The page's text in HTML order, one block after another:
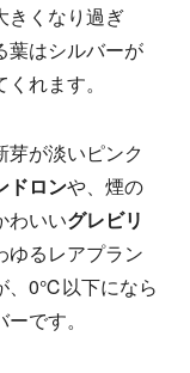
きくなり過ぎ
葉はシルバーが
れます。
が淡いピンク
ドロンや、煙の
わいいグレビリ
ゆるレアプラン
、0℃以下になら
です。